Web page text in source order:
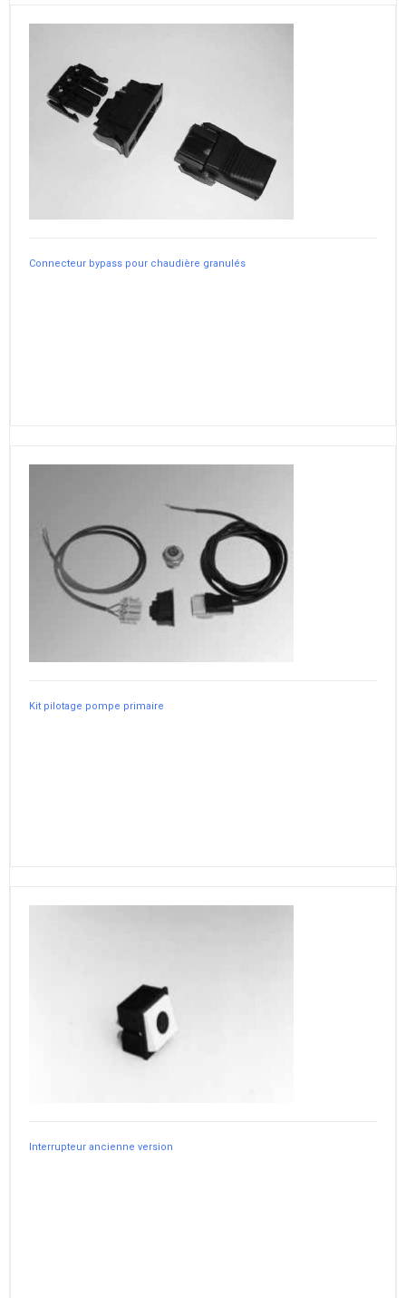
Connecteur bypass pour chaudière granulés
Kit pilotage pompe primaire
Interrupteur ancienne version